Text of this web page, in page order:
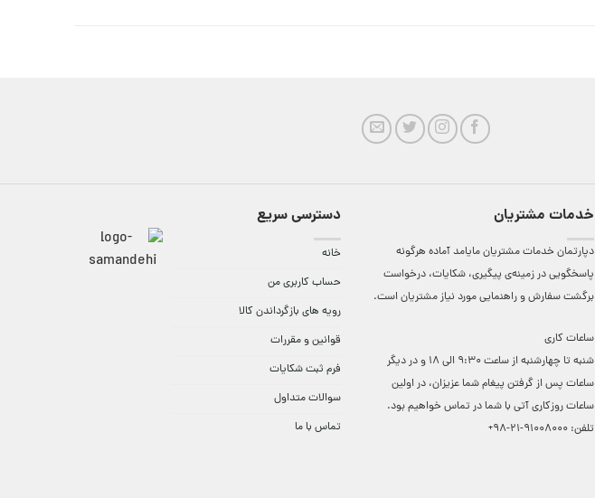
خدمات مشتریان
دپارتمان خدمات مشتریان مایامد آماده هرگونه
پاسخگویی در زمینه‌ی پیگیری، شکایات، درخواست
برگشت سفارش و راهنمایی مورد نیاز مشتریان است.
ساعات کاری
شنبه تا چهارشنبه از ساعت 9:30 الی 18 و در دیگر
ساعات ‌پس از گرفتن پیغام شما عزیزان، در اولین
ساعات روزکاری آتی با شما در تماس خواهیم بود.
تلفن: 91008000-21-98+
دسترسی سریع
خانه
حساب کاربری من
رویه های بازگرداندن کالا
قوانین و مقررات
فرم ثبت شکایات
سوالات متداول
تماس با ما